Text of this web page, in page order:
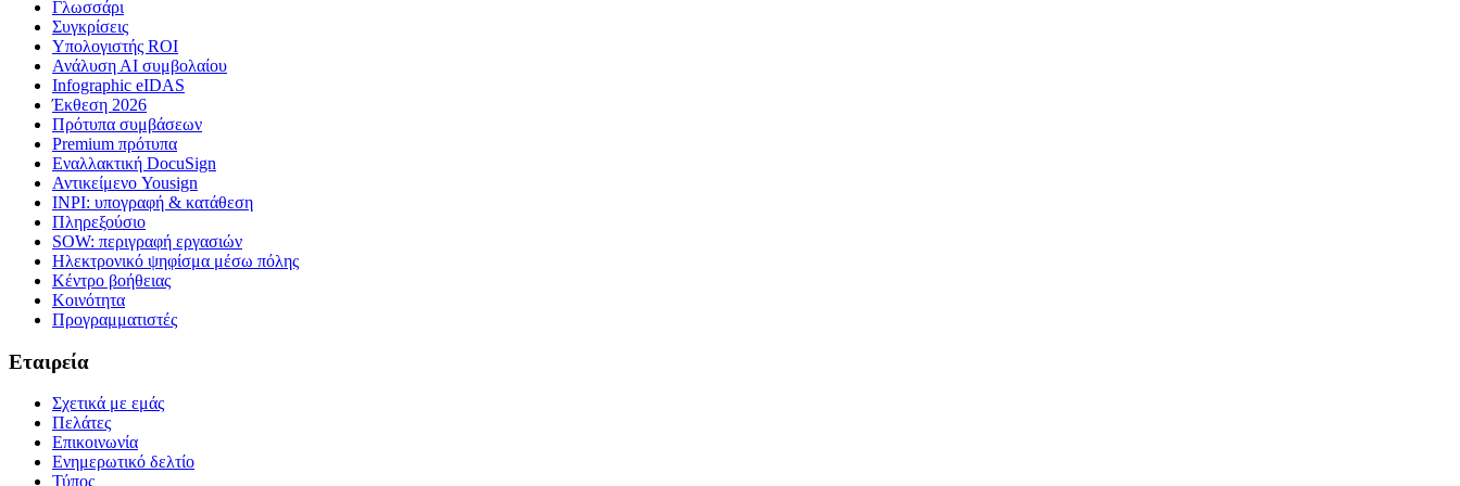
Γλωσσάρι
Συγκρίσεις
Υπολογιστής ROI
Ανάλυση ΑΙ συμβολαίου
Infographic eIDAS
Έκθεση 2026
Πρότυπα συμβάσεων
Premium πρότυπα
Εναλλακτική DocuSign
Αντικείμενο Yousign
INPI: υπογραφή & κατάθεση
Πληρεξούσιο
SOW: περιγραφή εργασιών
Ηλεκτρονικό ψηφίσμα μέσω πόλης
Κέντρο βοήθειας
Κοινότητα
Προγραμματιστές
Εταιρεία
Σχετικά με εμάς
Πελάτες
Επικοινωνία
Ενημερωτικό δελτίο
Τύπος